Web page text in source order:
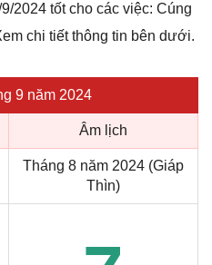
2024 tốt cho các việc: Cúng
chi tiết thông tin bên dưới.
9 năm 2024
Âm lịch
Tháng 8 năm 2024 (Giáp
Thìn)